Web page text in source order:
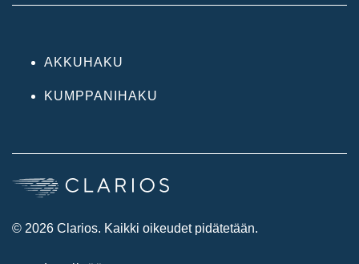
AKKUHAKU
KUMPPANIHAKU
© 2026 Clarios. Kaikki oikeudet pidätetään.